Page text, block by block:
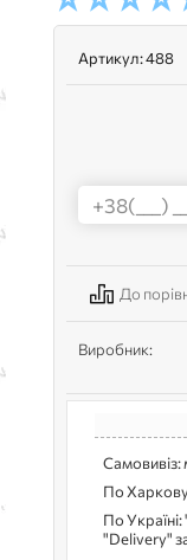
Артикул:488
До
Виробник:
Самовивіз:
По
По
"Delivery"